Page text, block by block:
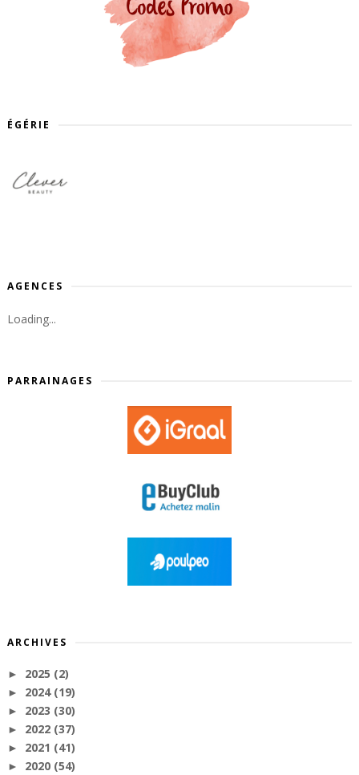
ÉGÉRIE
AGENCES
Loading...
PARRAINAGES
ARCHIVES
► 2025 (2)
► 2024 (19)
► 2023 (30)
► 2022 (37)
► 2021 (41)
► 2020 (54)